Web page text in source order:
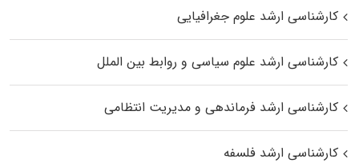
کارشناسی ارشد علوم جغرافیایی
کارشناسی ارشد علوم سیاسی و روابط بین الملل
کارشناسی ارشد فرماندهی و مدیریت انتظامی
کارشناسی ارشد فلسفه